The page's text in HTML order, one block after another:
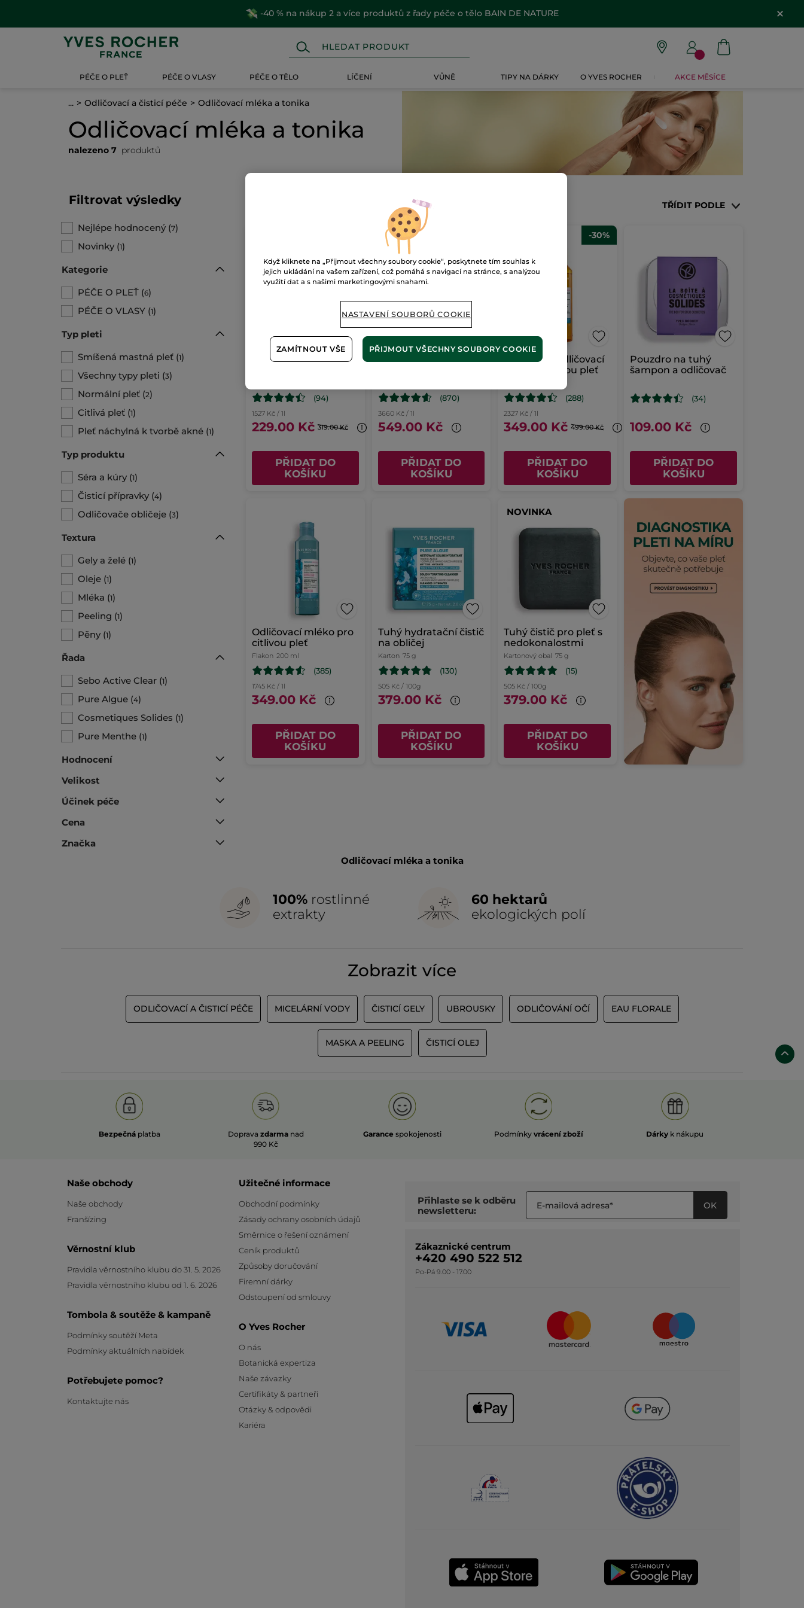
-40 % na nákup 2 a více produktů z řady péče o tělo BAIN DE NATURE
PÉČE O PLEŤ PÉČE O VLASY PÉČE O TĚLO LÍČENÍ VŮNĚ TIPY NA DÁRKY O YVES ROCHER AKCE MĚSÍCE
... Odličovací a čisticí péče Odličovací mléka a tonika
Odličovací mléka a tonika
nalezeno 7 produktů
Filtrovat výsledky
Nejlépe hodnocený (7)
Novinky (1)
Kategorie
PÉČE O PLEŤ (6)
PÉČE O VLASY (1)
Typ pleti
Smíšená mastná pleť (1)
Všechny typy pleti (3)
Normální pleť (2)
Citlivá pleť (1)
Pleť náchylná k tvorbě akné (1)
Typ produktu
Séra a kúry (1)
Čisticí přípravky (4)
Odličovače obličeje (3)
Textura
Gely a želé (1)
Oleje (1)
Mléka (1)
Peeling (1)
Pěny (1)
Řada
Sebo Active Clear (1)
Pure Algue (4)
Cosmetiques Solides (1)
Pure Menthe (1)
Hodnocení
Velikost
Účinek péče
Cena
Značka
TŘÍDIT PODLE
Čisticí tonikum
(94)
1527 Kč / 1l
229.00 Kč 319.00 Kč
PŘIDAT DO
KOŠÍKU
Hydratační odličovací
(870)
3660 Kč / 1l
549.00 Kč
PŘIDAT DO
KOŠÍKU
-30%
Zklidňující odličovací
olej pro citlivou pleť
(288)
2327 Kč / 1l
349.00 Kč 499.00 Kč
PŘIDAT DO
KOŠÍKU
Pouzdro na tuhý
šampon a odličovač
(34)
109.00 Kč
PŘIDAT DO
KOŠÍKU
Odličovací mléko pro
citlivou pleť
Flakon 200 ml
(385)
1745 Kč / 1l
349.00 Kč
PŘIDAT DO
KOŠÍKU
Tuhý hydratační čistič
na obličej
Karton 75 g
(130)
505 Kč / 100g
379.00 Kč
PŘIDAT DO
KOŠÍKU
NOVINKA
Tuhý čistič pro pleť s
nedokonalostmi
Kartonový obal 75 g
(15)
505 Kč / 100g
379.00 Kč
PŘIDAT DO
KOŠÍKU
Odličovací mléka a tonika
100% rostlinné
extrakty
60 hektarů
ekologických polí
Zobrazit více
ODLIČOVACÍ A ČISTICÍ PÉČE MICELÁRNÍ VODY ČISTICÍ GELY UBROUSKY ODLIČOVÁNÍ OČÍ EAU FLORALE
MASKA A PEELING ČISTICÍ OLEJ
Bezpečná platba Doprava zdarma nad
990 Kč
Garance spokojenosti Podmínky vrácení zboží Dárky k nákupu
Naše obchody
Naše obchody
Franšízing
Věrnostní klub
Pravidla věrnostního klubu do 31. 5. 2026
Pravidla věrnostního klubu od 1. 6. 2026
Tombola & soutěže & kampaně
Podmínky soutěží Meta
Podmínky aktuálních nabídek
Potřebujete pomoc?
Kontaktujte nás
Užitečné informace
Obchodní podmínky
Zásady ochrany osobních údajů
Směrnice o řešení oznámení
Ceník produktů
Způsoby doručování
Firemní dárky
Odstoupení od smlouvy
O Yves Rocher
O nás
Botanická expertiza
Naše závazky
Certifikáty & partneři
Otázky & odpovědi
Kariéra
Přihlaste se k odběru
newsletteru:
OK
Zákaznické centrum
+420 490 522 512
Po-Pá 9.00 - 17.00
Když kliknete na „Přijmout všechny soubory cookie“, poskytnete tím souhlas k
jejich ukládání na vašem zařízení, což pomáhá s navigací na stránce, s analýzou
využití dat a s našimi marketingovými snahami.
NASTAVENÍ SOUBORŮ COOKIE
ZAMÍTNOUT VŠE PŘIJMOUT VŠECHNY SOUBORY COOKIE